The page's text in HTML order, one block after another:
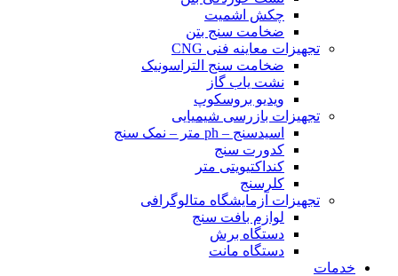
چکش اشمیت
ضخامت سنج بتن
تجهیزات معاینه فنی CNG
ضخامت سنج التراسونیک
نشت یاب گاز
ویدیو بروسکوپ
تجهیزات بازرسی شیمیایی
اسیدسنج – ph متر – نمک سنج
کدورت سنج
کنداکتیویتی متر
کلرسنج
تجهیزات آزمایشگاه متالوگرافی
لوازم بافت سنج
دستگاه برش
دستگاه مانت
خدمات